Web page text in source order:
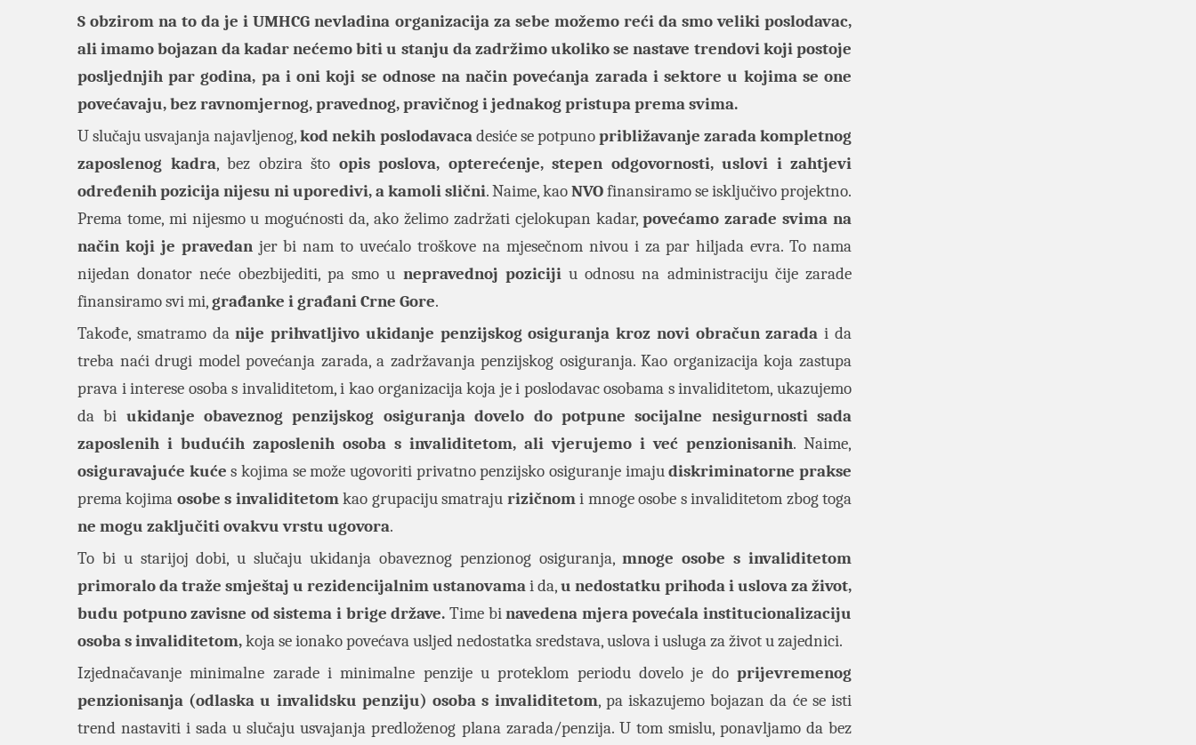
S obzirom na to da je i UMHCG nevladina organizacija za sebe možemo reći da smo veliki poslodavac,
ali imamo bojazan da kadar nećemo biti u stanju da zadržimo ukoliko se nastave trendovi koji postoje
posljednjih par godina, pa i oni koji se odnose na način povećanja zarada i sektore u kojima se one
povećavaju, bez ravnomjernog, pravednog, pravičnog i jednakog pristupa prema svima.
U slučaju usvajanja najavljenog,kod nekih poslodavacadesiće se potpunopribližavanje zarada kompletnog
zaposlenog kadra, bez obzira što opis poslova, opterećenje, stepen odgovornosti, uslovi i zahtjevi
određenih pozicija nijesu ni uporedivi, a kamoli slični. Naime, kaoNVOfinansiramo se isključivo projektno.
Prema tome, mi nijesmo u mogućnosti da, ako želimo zadržati cjelokupan kadar,povećamo zarade svima na
način koji je pravedanjer bi nam to uvećalo troškove na mjesečnom nivou i za par hiljada evra. To nama
nijedan donator neće obezbijediti, pa smo u nepravednoj poziciji u odnosu na administraciju čije zarade
finansiramo svi mi,građanke i građani Crne Gore.
Takođe, smatramo danije prihvatljivo ukidanje penzijskog osiguranja kroz novi obračun zarada i da
treba naći drugi model povećanja zarada, a zadržavanja penzijskog osiguranja. Kao organizacija koja zastupa
prava i interese osoba s invaliditetom, i kao organizacija koja je i poslodavac osobama s invaliditetom, ukazujemo
da bi ukidanje obaveznog penzijskog osiguranja dovelo do potpune socijalne nesigurnosti sada
zaposlenih i budućih zaposlenih osoba s invaliditetom, ali vjerujemo i već penzionisanih. Naime,
osiguravajuće kuće s kojima se može ugovoriti privatno penzijsko osiguranje imajudiskriminatorne prakse
prema kojima osobe s invaliditetomkao grupaciju smatraju rizičnomi mnoge osobe s invaliditetom zbog toga
ne mogu zaključiti ovakvu vrstu ugovora.
To bi u starijoj dobi, u slučaju ukidanja obaveznog penzionog osiguranja,mnoge osobe s invaliditetom
primoralo da traže smještaj u rezidencijalnim ustanovamai da,u nedostatku prihoda i uslova za život,
budu potpuno zavisne od sistema i brige države. Time binavedena mjera povećala institucionalizaciju
osoba s invaliditetom,koja se ionako povećava usljed nedostatka sredstava, uslova i usluga za život u zajednici.
Izjednačavanje minimalne zarade i minimalne penzije u proteklom periodu dovelo je do prijevremenog
penzionisanja (odlaska u invalidsku penziju) osoba s invaliditetom, pa iskazujemo bojazan da će se isti
trend nastaviti i sada u slučaju usvajanja predloženog plana zarada/penzija. U tom smislu, ponavljamo da bez